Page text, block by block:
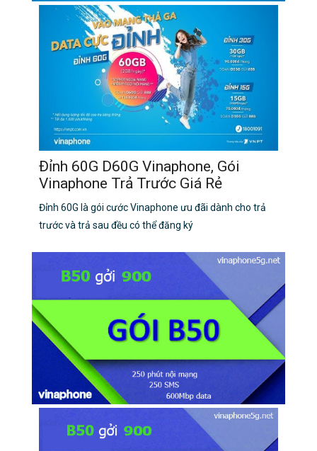
Đỉnh 60G D60G Vinaphone, Gói
Vinaphone Trả Trước Giá Rẻ
Đỉnh 60G là gói cước Vinaphone ưu đãi dành cho trả
trước và trả sau đều có thể đăng ký